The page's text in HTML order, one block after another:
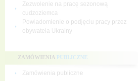
Zezwolenie na pracę sezonową
cudzoziemca
Powiadomienie o podjęciu pracy przez
obywatela Ukrainy
ZAMÓWIENIA PUBLICZNE
Zamówienia publiczne